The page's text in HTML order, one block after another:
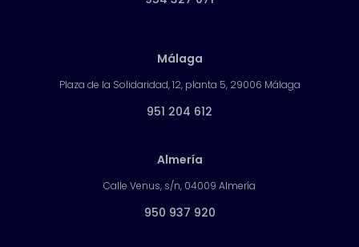
Málaga
Plaza de la Solidaridad, 12, planta 5, 29006 Málaga
951 204 612
Almería
Calle Venus, s/n, 04009 Almería
950 937 920